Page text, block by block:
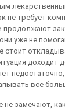
не требует
продолжают
уже не
стоит
доходит
все
замечают,